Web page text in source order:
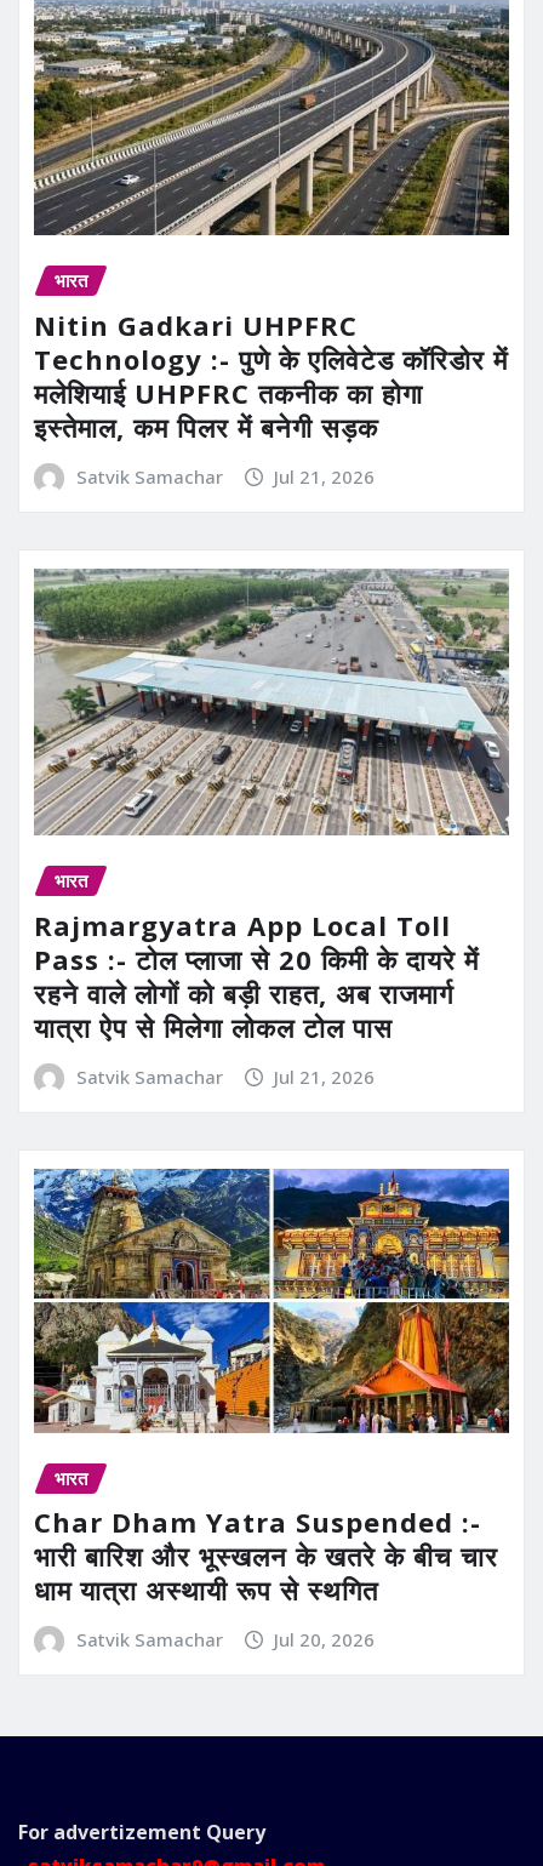
भारत
Nitin Gadkari UHPFRC
Technology :- पुणे के एलिवेटेड कॉरिडोर में
मलेशियाई UHPFRC तकनीक का होगा
इस्तेमाल, कम पिलर में बनेगी सड़क
Satvik Samachar Jul 21, 2026
भारत
Rajmargyatra App Local Toll
Pass :- टोल प्लाजा से 20 किमी के दायरे में
रहने वाले लोगों को बड़ी राहत, अब राजमार्ग
यात्रा ऐप से मिलेगा लोकल टोल पास
Satvik Samachar Jul 21, 2026
भारत
Char Dham Yatra Suspended :-
भारी बारिश और भूस्खलन के खतरे के बीच चार
धाम यात्रा अस्थायी रूप से स्थगित
Satvik Samachar Jul 20, 2026
For advertizement Query